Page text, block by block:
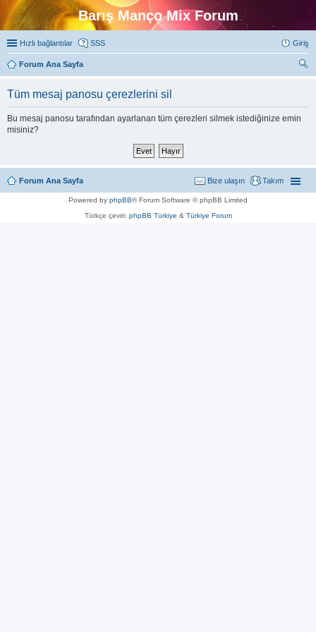
Barış Manço Mix Forum
Hızlı bağlantılar SSS Giriş
Forum Ana Sayfa
Tüm mesaj panosu çerezlerini sil
Bu mesaj panosu tarafından ayarlanan tüm çerezleri silmek istediğinize emin
misiniz?
Forum Ana Sayfa Takım
Bize ulaşın
Powered by phpBB® Forum Software © phpBB Limited
Türkçe çeviri: phpBB Türkiye & Türkiye Forum